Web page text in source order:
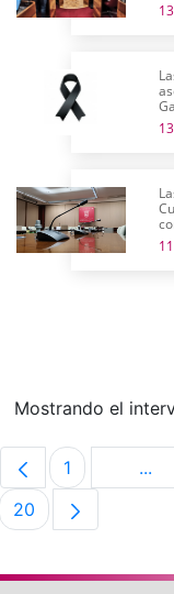
Mostrando el
Página
1 ...
Página
20